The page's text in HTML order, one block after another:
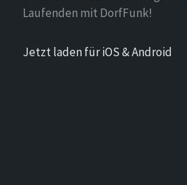
Laufenden mit DorfFunk!
Jetzt laden für iOS & Android